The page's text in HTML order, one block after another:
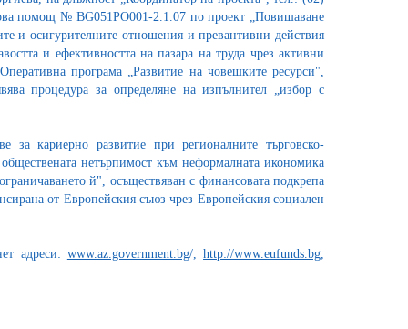
помощ № BG051PO001-2.1.07 по проект „Повишаване
и осигурителните отношения и превантивни действия
и ефективността на пазара на труда чрез активни
програма „Развитие на човешките ресурси",
процедура за определяне на изпълнител „избор с
кариерно развитие при регионалните търговско-
нетърпимост към неформалната икономика
й", осъществяван с финансовата подкрепа
от Европейския съюз чрез Европейския социален
адреси: www.az.government.bg/,http://www.eufunds.bg,